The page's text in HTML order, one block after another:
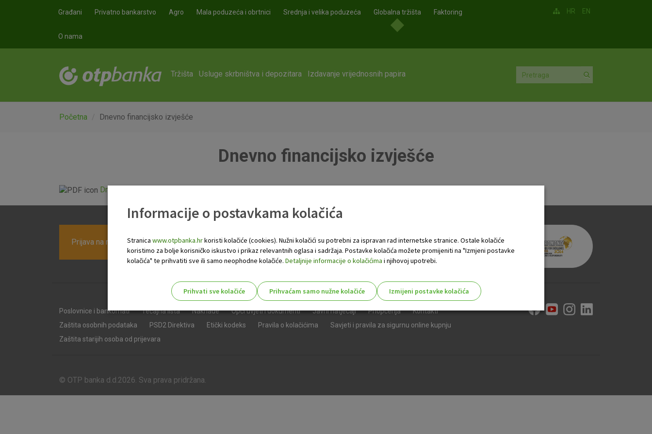
Građani Privatno bankarstvo Agro Mala poduzeća i obrtnici Srednja i velika poduzeća Globalna tržišta Faktoring
O nama
HR EN
Tržišta Usluge skrbništva i depozitara Izdavanje vrijednosnih papira
Početna Dnevno financijsko izvješće
Dnevno financijsko izvješće
Dnevno financijsko izvješće.pdf
Prijava na newsletter OTP banke
Poslovnice i bankomati Tečajna lista Naknade Opći uvjeti i dokumenti Javni natječaji Priopćenja
Kontakti
Zaštita osobnih podataka
PSD2 Direktiva Etički kodeks Pravila o kolačićima
Savjeti i pravila za sigurnu online kupnju
Zaštita starijih osoba od prijevara
© OTP banka d.d.2026. Sva prava pridržana.
Informacije o postavkama kolačića
Stranica www.otpbanka.hrkoristi kolačiće (cookies). Nužni kolačići su potrebni za ispravan rad internetske stranice. Ostale kolačiće
koristimo za bolje korisničko iskustvo i prikaz relevantnih oglasa i sadržaja. Postavke kolačića možete promijeniti na "Izmjeni postavke
kolačića" te prihvatiti sve ili samo neophodne kolačiće. Detaljnije informacije o kolačićima i njihovoj upotrebi.
Prihvati sve kolačiće Prihvaćam samo nužne kolačiće
Izmijeni postavke kolačića